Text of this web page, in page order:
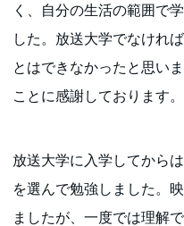
く、自分の生活の範囲で
した。放送大学でなけれ
とはできなかったと思い
ことに感謝しております。
放送大学に入学してから
を選んで勉強しました。
ましたが、一度では理解